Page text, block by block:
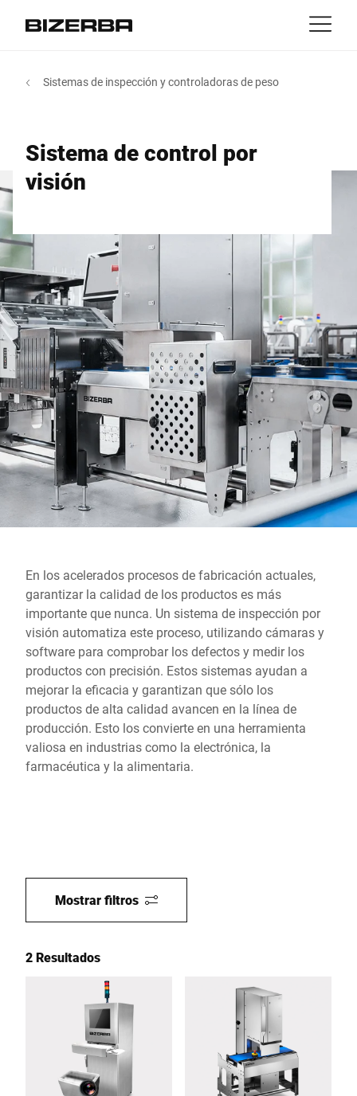
Industrias
Servicios
Empresa
MyBizerba
ar
America
Australia
África
Sitio web global
Sistema de control por
visión
En los acelerados procesos de fabricación actuales,
garantizar la calidad de los productos es más
importante que nunca. Un sistema de inspección por
visión automatiza este proceso, utilizando cámaras y
software para comprobar los defectos y medir los
productos con precisión. Estos sistemas ayudan a
mejorar la eficacia y garantizan que sólo los
productos de alta calidad avancen en la línea de
producción. Esto los convierte en una herramienta
valiosa en industrias como la electrónica, la
farmacéutica y la alimentaria.
Sistemas de inspección y controladoras de peso
Mostrar filtros
2 Resultados